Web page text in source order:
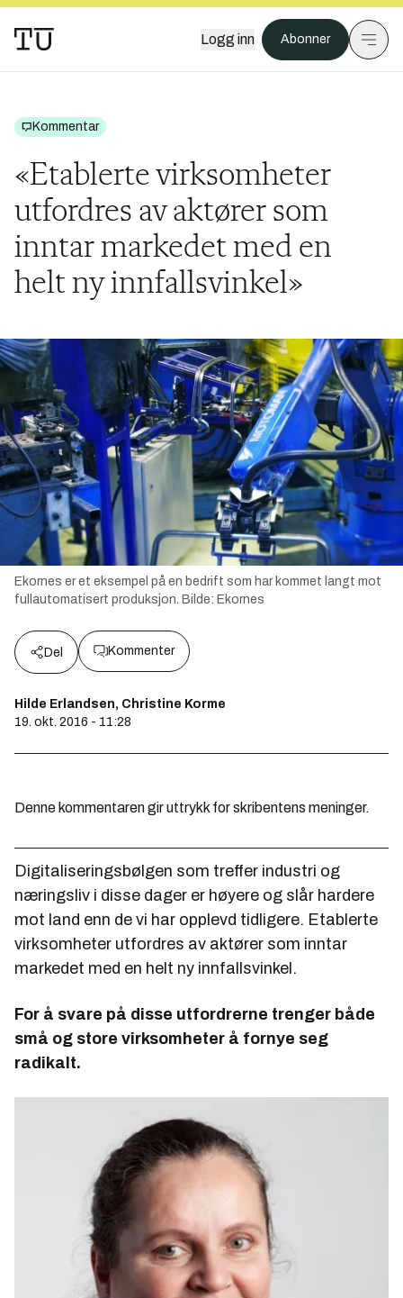
Logg inn Abonner
Kommentar
«Etablerte virksomheter
utfordres av aktører som
inntar markedet med en
helt ny innfallsvinkel»
Ekornes er et eksempel på en bedrift som har kommet langt mot
fullautomatisert produksjon. Bilde: Ekornes
Del Kommenter
Hilde Erlandsen, Christine Korme
19. okt. 2016 - 11:28
Denne kommentaren gir uttrykk for skribentens meninger.
Digitaliseringsbølgen som treffer industri og
næringsliv i disse dager er høyere og slår hardere
mot land enn de vi har opplevd tidligere. Etablerte
virksomheter utfordres av aktører som inntar
markedet med en helt ny innfallsvinkel.
For å svare på disse utfordrerne trenger både
små og store virksomheter å fornye seg
radikalt.